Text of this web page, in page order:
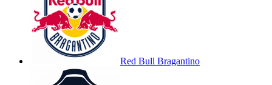
Red Bull Bragantino